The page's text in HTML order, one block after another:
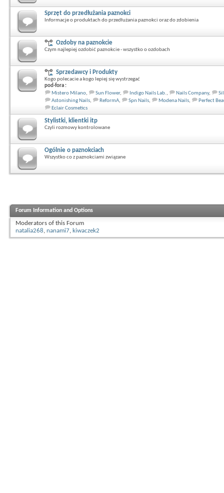
Sprzęt do przedłużania paznokci
Informacje o produktach do przedłużania paznokci oraz do zdobienia
Ozdoby na paznokcie
Czym najlepiej ozdobić paznokcie - wszystko o ozdobach
Sprzedawcy i Produkty
Kogo polecacie a kogo lepiej się wystrzegać
pod-fora :
Mistero Milano, Sun Flower, Indigo Nails Lab., Nails Company,
Astonishing Nails, ReformA, Spn Nails, Modena Nails,
Perfect
Eclair Cosmetics
Stylistki, klientki itp
Czyli rozmowy kontrolowane
Ogólnie o paznokciach
Wszystko co z paznokciami związane
Forum Information and Options
Moderators of this Forum
natalia268, nanami7, kiwaczek2